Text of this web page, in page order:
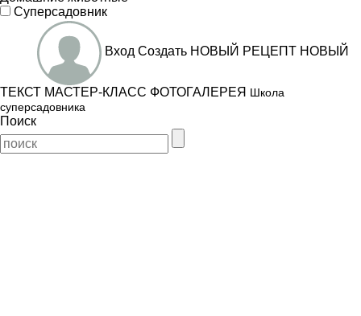
Суперсадовник
Вход Создать НОВЫЙ РЕЦЕПТ НОВЫЙ
ТЕКСТ МАСТЕР-КЛАСС ФОТОГАЛЕРЕЯ Школа
суперсадовника
Поиск